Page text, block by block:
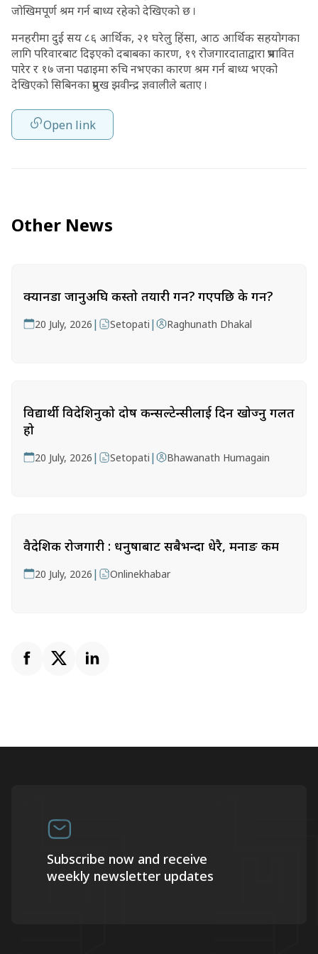
जोखिमपूर्ण श्रम गर्न बाध्य रहेको देखिएको छ ।
मनहरीमा दुई सय ८६ आर्थिक, २१ घरेलु हिंसा, आठ आर्थिक सहयोगका
लागि परिवारबाट दिइएको दबाबका कारण, १९ रोजगारदाताद्वारा प्रभावित
पारेर र १७ जना पढाइमा रुचि नभएका कारण श्रम गर्न बाध्य भएको
देखिएको सिबिनका प्रमुख झवीन्द्र ज्ञवालीले बताए ।
Open link
Other News
क्यानडा जानुअघि कस्तो तयारी गर्ने? गएपछि के गर्ने?
20 July, 2026 | Setopati | Raghunath Dhakal
विद्यार्थी विदेशिनुको दोष कन्सल्टेन्सीलाई दिन खोज्नु गलत
हो
20 July, 2026 | Setopati | Bhawanath Humagain
वैदेशिक रोजगारी : धनुषाबाट सबैभन्दा धेरै, मनाङ कम
20 July, 2026 | Onlinekhabar
Subscribe now and receive
weekly newsletter updates